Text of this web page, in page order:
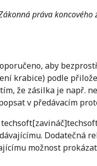
práva koncového
aby
krabice) podle
že zásilka je např.
v předávacím
Dodatečná
možnost